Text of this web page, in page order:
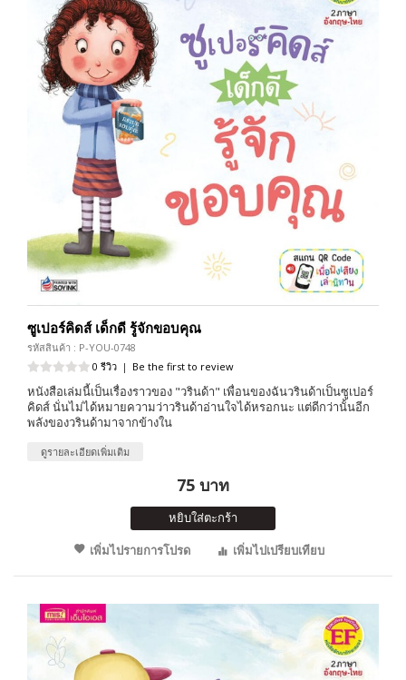
ซูเปอร์คิดส์ เด็กดี รู้จักขอบคุณ
รหัสสินค้า : P-YOU-0748
0 รีวิว | Be the first to review
หนังสือเล่มนี้เป็นเรื่องราวของ "วรินด้า" เพื่อนของฉันวรินด้าเป็นซูเปอร์
คิดส์ นั่นไม่ได้หมายความว่าวรินด้าอ่านใจได้หรอกนะ แต่ดีกว่านั้นอีก
พลังของวรินด้ามาจากข้างใน
ดูรายละเอียดเพิ่มเติม
75 บาท
หยิบใส่ตะกร้า
เพิ่มไปรายการโปรด
เพิ่มไปเปรียบเทียบ